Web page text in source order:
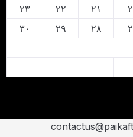
۲۱ ۲۲
۲۳
۲۸ ۲۹
۳۰